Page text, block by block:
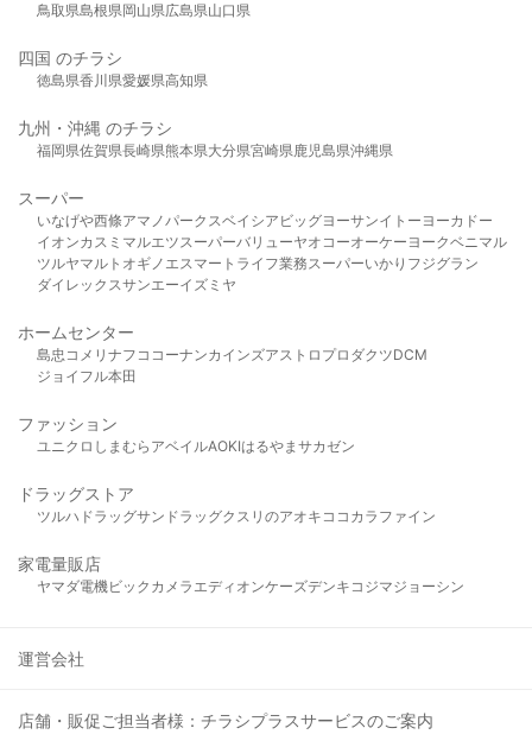
鳥取県島根県岡山県広島県山口県
四国 のチラシ
徳島県香川県愛媛県高知県
九州・沖縄 のチラシ
福岡県佐賀県長崎県熊本県大分県宮崎県鹿児島県沖縄県
スーパー
いなげや西條アマノパークスベイシア ビッグヨーサンイトーヨーカドー
イオンカスミ マルエツスーパーバリューヤオコーオーケー ヨークベニマル
ツルヤマルト オギノ エスマート ライフ業務スーパーいかり フジグラン
ダイレックスサンエーイズミヤ
ホームセンター
島忠 コメリ ナフコ コーナンカインズアストロプロダクツDCM
ジョイフル本田
ファッション
ユニクロ しまむら アベイルAOKIはるやま サカゼン
ドラッグストア
ツルハドラッグサンドラッグクスリのアオキ ココカラファイン
家電量販店
ヤマダ電機ビックカメラ エディオンケーズデンキ コジマジョーシン
運営会社
店舗・販促ご担当者様：チラシプラスサービスのご案内